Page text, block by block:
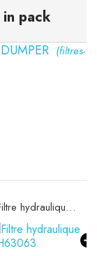
pack
(filtres-
Filtre hydraulique SH63063